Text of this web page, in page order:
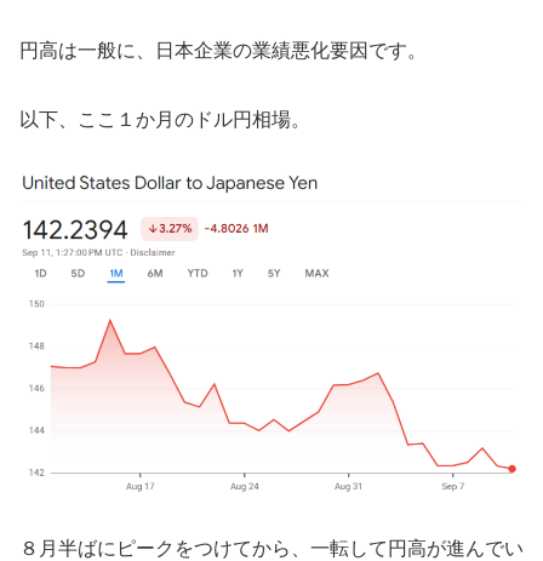
円高は一般に、日本企業の業績悪化要因です。
以下、ここ１か月のドル円相場。
８月半ばにピークをつけてから、一転して円高が進んでい